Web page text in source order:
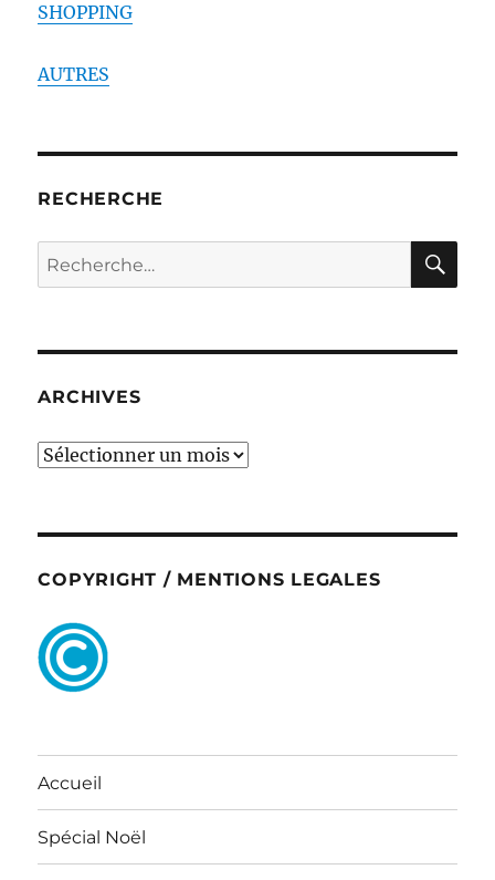
SHOPPING
AUTRES
RECHERCHE
Recherche
pour :
ARCHIVES
ARCHIVES
COPYRIGHT / MENTIONS LEGALES
Accueil
Spécial Noël